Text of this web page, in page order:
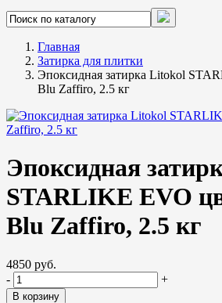
Главная
Затирка для плитки
Эпоксидная затирка Litokol
Blu Zaffiro, 2.5 кг
Эпоксидная
STARLIKE EVO
Blu Zaffiro, 2.5 кг
4850 руб.
-
+